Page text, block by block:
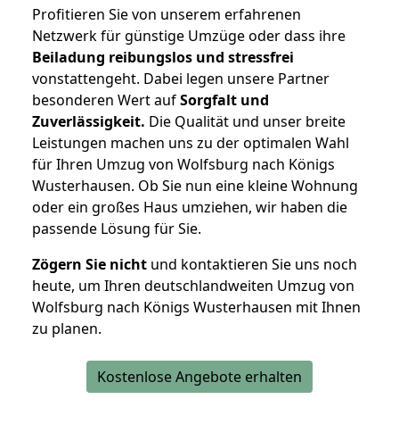
Profitieren Sie von unserem erfahrenen
Netzwerk für günstige Umzüge oder dass ihre
Beiladung reibungslos und stressfrei
vonstattengeht. Dabei legen unsere Partner
besonderen Wert aufSorgfalt und
Zuverlässigkeit. Die Qualität und unser breite
Leistungen machen uns zu der optimalen Wahl
für Ihren Umzug von Wolfsburg nach Königs
Wusterhausen. Ob Sie nun eine kleine Wohnung
oder ein großes Haus umziehen, wir haben die
passende Lösung für Sie.
Zögern Sie nicht und kontaktieren Sie uns noch
heute, um Ihren deutschlandweiten Umzug von
Wolfsburg nach Königs Wusterhausen mit Ihnen
zu planen.
Kostenlose Angebote erhalten